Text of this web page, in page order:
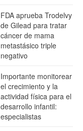
FDA aprueba Trodelvy
de Gilead para tratar
cáncer de mama
metastásico triple
negativo
Importante monitorear
el crecimiento y la
actividad física para el
desarrollo infantil:
especialistas